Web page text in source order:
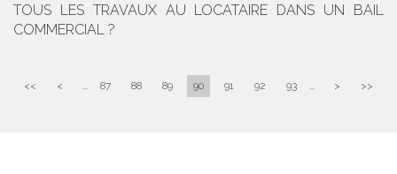
TOUS LES TRAVAUX AU LOCATAIRE DANS UN BAIL
COMMERCIAL ?
<< < ... 87 88 89 90 91 92 93 ... > >>